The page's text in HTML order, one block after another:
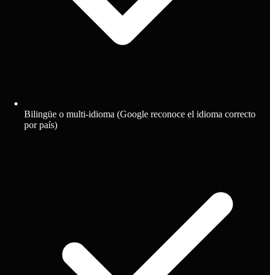
Bilingüe o multi-idioma (Google reconoce el idioma correcto
por país)